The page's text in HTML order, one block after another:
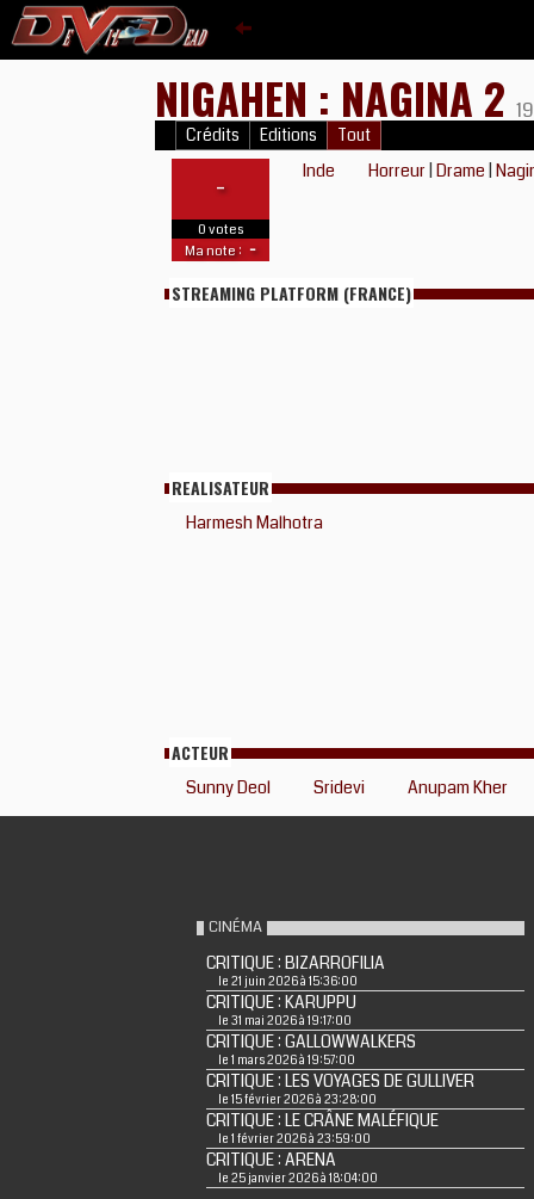
NIGAHEN : NAGINA 2
Crédits Editions Tout
-
0 votes
Ma note : -
Inde Horreur |Drame |
STREAMING PLATFORM (FRANCE)
REALISATEUR
Harmesh Malhotra
ACTEUR
Sunny Deol Sridevi Anupam Kher
CINÉMA
CRITIQUE : BIZARROFILIA
le 21 juin 2026 à 15:36:00
CRITIQUE : KARUPPU
le 31 mai 2026 à 19:17:00
CRITIQUE : GALLOWWALKERS
le 1 mars 2026 à 19:57:00
CRITIQUE : LES VOYAGES DE GULLIVER
le 15 février 2026 à 23:28:00
CRITIQUE : LE CRÂNE MALÉFIQUE
le 1 février 2026 à 23:59:00
CRITIQUE : ARENA
le 25 janvier 2026 à 18:04:00